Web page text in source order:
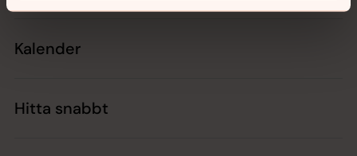
Kalender
Hitta snabbt